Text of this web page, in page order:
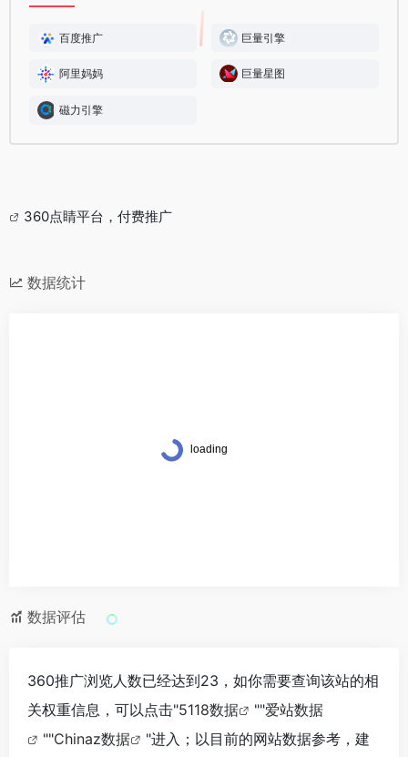
百度推广 巨量引擎
阿里妈妈 巨量星图
磁力引擎
360点睛平台，付费推广
数据统计
数据评估
360推广浏览人数已经达到23，如你需要查询该站的相
关权重信息，可以点击"5118数据 ""爱站数据
""Chinaz数据
"进入；以目前的网站数据参考，建